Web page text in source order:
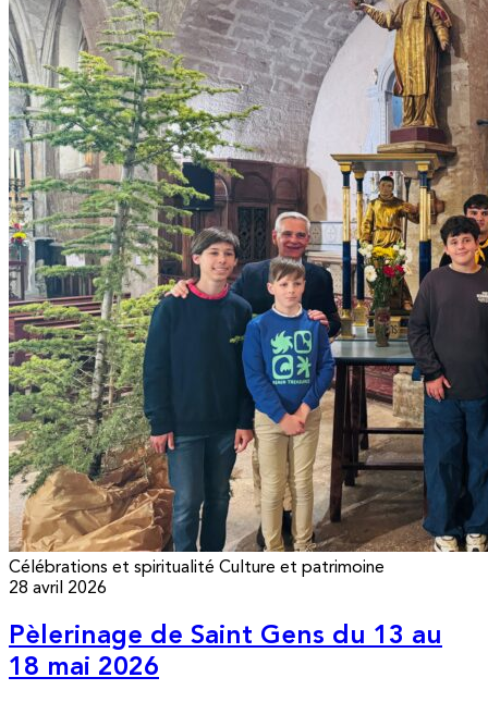
Célébrations et spiritualité Culture et patrimoine
28 avril 2026
Pèlerinage de Saint Gens du 13 au
18 mai 2026